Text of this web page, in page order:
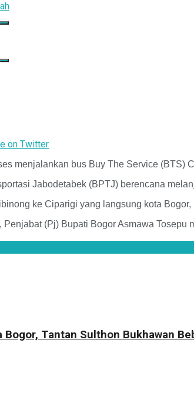
on Twitter
menjalankan bus Buy The Service (BTS)
Jabodetabek (BPTJ) berencana
ke Ciparigi yang langsung kota
Penjabat (Pj) Bupati Bogor Asmawa
Bogor, Tantan Sulthon Bukhawan